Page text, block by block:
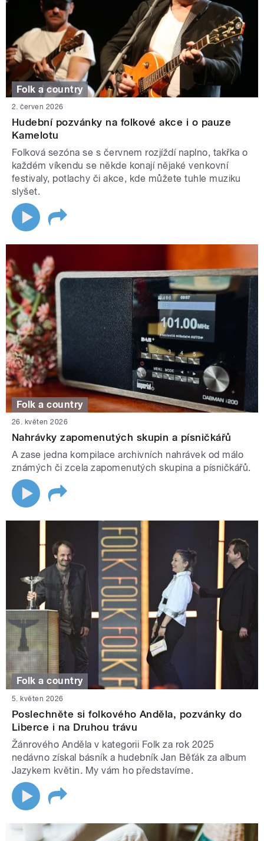
Folk a country
2. červen 2026
Hudební pozvánky na folkové akce i o pauze
Kamelotu
Folková sezóna se s červnem rozjíždí naplno, takřka o
každém víkendu se někde konají nějaké venkovní
festivaly, potlachy či akce, kde můžete tuhle muziku
slyšet.
Folk a country
26. květen 2026
Nahrávky zapomenutých skupin a písničkářů
A zase jedna kompilace archivních nahrávek od málo
známých či zcela zapomenutých skupina a písničkářů.
Folk a country
5. květen 2026
Poslechněte si folkového Anděla, pozvánky do
Liberce i na Druhou trávu
Žánrového Anděla v kategorii Folk za rok 2025
nedávno získal básník a hudebník Jan Běťák za album
Jazykem květin. My vám ho představíme.